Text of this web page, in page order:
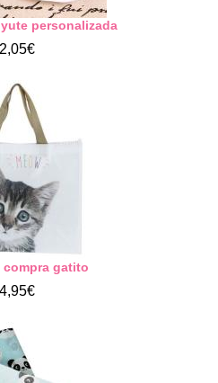
personalizada
2,05€
compra gatito
4,95€